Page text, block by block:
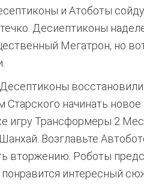
и Атоботы
Десиептиконы
Мегатрон, но
Старского начинать
игру Трансформеры 2
Возглавьте
вторжению. Роботы
интересный